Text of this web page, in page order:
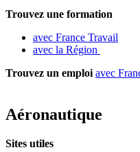
Trouvez une formation
avec France Travail
avec la Région
Trouvez un emploi avec
Aéronautique
Sites utiles